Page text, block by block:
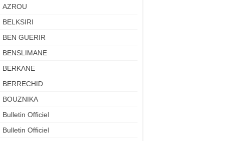
AZROU
BELKSIRI
BEN GUERIR
BENSLIMANE
BERKANE
BERRECHID
BOUZNIKA
Bulletin Officiel
Bulletin Officiel